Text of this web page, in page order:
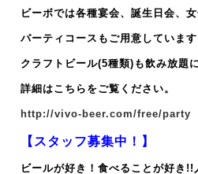
ビーボでは各種宴会、誕生日会、
パーティコースもご用意しています
クラフトビール(5種類)も飲み放題
詳細はこちらをご覧ください。
http://vivo-beer.com/free/party
【スタッフ募集中！】
ビールが好き！食べることが好き